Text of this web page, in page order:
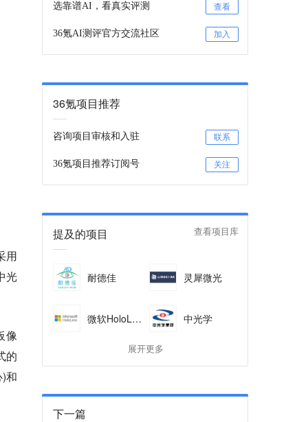
用
光
像
的
和
选靠谱AI，看真实评测 查看
36氪AI测评官方交流社区 加入
36氪项目推荐
咨询项目审核和入驻 联系
36氪项目推荐订阅号 关注
提及的项目 查看项目库
耐德佳 灵犀微光
微软HoloLens 中光学
展开更多
下一篇